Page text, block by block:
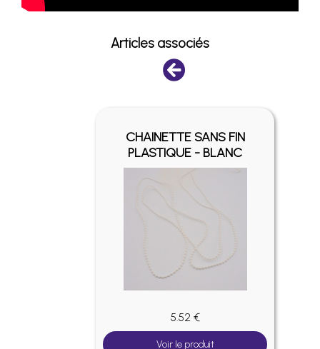
Articles associés
CHAINETTE SANS FIN
PLASTIQUE - BLANC
5.52 €
Voir le produit